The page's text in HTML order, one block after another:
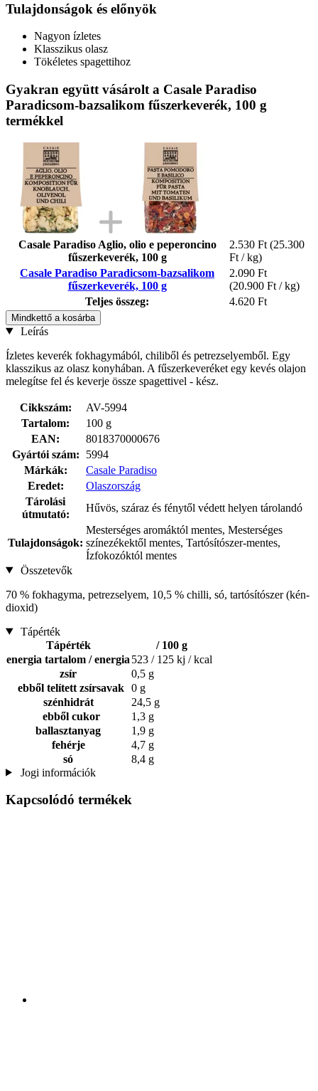
Tulajdonságok és előnyök
Nagyon ízletes
Klasszikus olasz
Tökéletes spagettihoz
Gyakran együtt vásárolt a Casale Paradiso
Paradicsom-bazsalikom fűszerkeverék, 100 g
termékkel
Casale Paradiso Aglio, olio e peperoncino
fűszerkeverék, 100 g
2.530 Ft (25.300
Ft / kg)
Casale Paradiso Paradicsom-bazsalikom
fűszerkeverék, 100 g
2.090 Ft
(20.900 Ft / kg)
Teljes összeg:
4.620 Ft
Mindkettő a kosárba
Leírás
Ízletes keverék fokhagymából, chiliből és petrezselyemből. Egy
klasszikus az olasz konyhában. A fűszerkeveréket egy kevés olajon
melegítse fel és keverje össze spagettivel - kész.
Cikkszám:
AV-5994
Tartalom:
100 g
EAN:
8018370000676
Gyártói szám:
5994
Márkák:
Casale Paradiso
Eredet:
Olaszország
Tárolási
útmutató:
Hűvös, száraz és fénytől védett helyen tárolandó
Tulajdonságok:
Mesterséges aromáktól mentes, Mesterséges
színezékektől mentes, Tartósítószer-mentes,
Ízfokozóktól mentes
Összetevők
70 % fokhagyma, petrezselyem, 10,5 % chilli, só, tartósítószer (kén-
dioxid)
Tápérték
Tápérték
/ 100 g
energia tartalom / energia 523 / 125 kj / kcal
zsír
0,5 g
ebből telített zsírsavak 0 g
szénhidrát
24,5 g
ebből cukor
1,3 g
ballasztanyag
1,9 g
fehérje
4,7 g
só
8,4 g
Jogi információk
Kapcsolódó termékek